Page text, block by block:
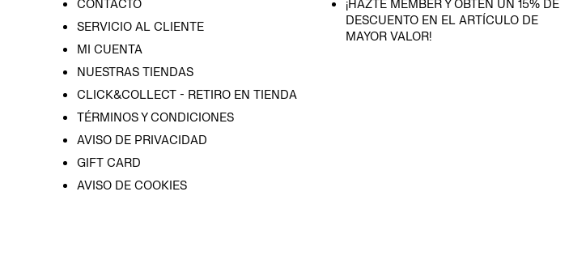
CONTACTO
SERVICIO AL CLIENTE
MI CUENTA
NUESTRAS TIENDAS
CLICK&COLLECT - RETIRO EN TIENDA
TÉRMINOS Y CONDICIONES
AVISO DE PRIVACIDAD
GIFT CARD
AVISO DE COOKIES
¡HAZTE MEMBER Y OBTÉN UN 15% DE
DESCUENTO EN EL ARTÍCULO DE
MAYOR VALOR!